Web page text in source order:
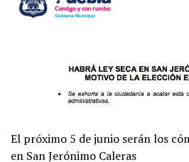
El próximo 5 de junio serán los
en San Jerónimo Caleras